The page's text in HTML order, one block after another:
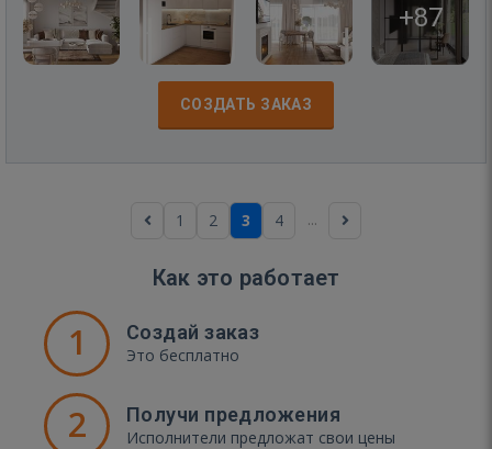
+87
СОЗДАТЬ ЗАКАЗ
1 2 3 4 ...
Как это работает
1 Создай заказ
Это бесплатно
2 Получи предложения
Исполнители предложат свои цены